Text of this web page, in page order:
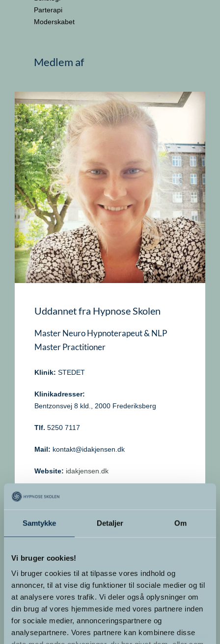
Samtykke Detaljer Om
Vi bruger cookies!
Vi bruger cookies til at tilpasse vores indhold og
annoncer, til at vise dig funktioner til sociale medier og til
at analysere vores trafik. Vi deler også oplysninger om
din brug af vores hjemmeside med vores partnere inden
for sociale medier, annonceringspartnere og
analysepartnere. Vores partnere kan kombinere disse
Parterapi
Moderskabet
Medlem af
Uddannet fra Hypnose Skolen
Master Neuro Hypnoterapeut & NLP
Master Practitioner
Klinik: STEDET
Klinikadresser:
Bentzonsvej 8 kld., 2000 Frederiksberg
Tlf. 5250 7117
Mail: kontakt@idakjensen.dk
Website: idakjensen.dk
SEND EN MAIL